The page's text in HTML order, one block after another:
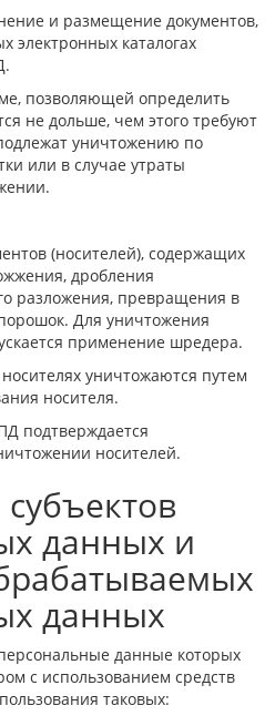
и размещение документов,
электронных каталогах
позволяющей определить
не дольше, чем этого требуют
уничтожению по
или в случае утраты
(носителей), содержащих
дробления
разложения, превращения в
Для уничтожения
применение шредера.
уничтожаются путем
носителя.
подтверждается
носителей.
данных и
данных
данные которых
с использованием средств
таковых: